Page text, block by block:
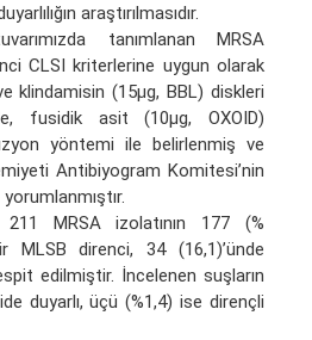
araştırılmasıdır.
tanımlanan MRSA
CLSI kriterlerine uygun olarak
klindamisin (15μg, BBL) diskleri
ile, fusidik asit (10μg, OXOID)
yöntemi ile belirlenmiş ve
Antibiyogram Komitesi’nin
211 MRSA izolatının 177 (%
MLSB direnci, 34 (16,1)’ünde
edilmiştir. İncelenen suşların
duyarlı, üçü (%1,4) ise dirençli